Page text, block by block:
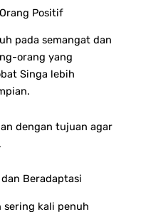
Positif
pada semangat dan
orang yang
Singa lebih
dengan tujuan agar
Beradaptasi
sering kali penuh